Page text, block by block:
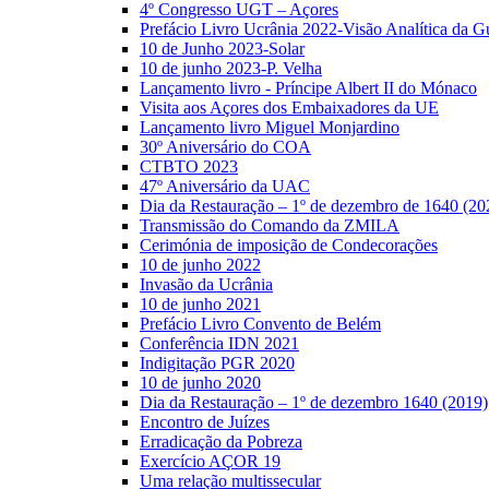
4º Congresso UGT – Açores
Prefácio Livro Ucrânia 2022-Visão Analítica da
10 de Junho 2023-Solar
10 de junho 2023-P. Velha
Lançamento livro - Príncipe Albert II do Mónaco
Visita aos Açores dos Embaixadores da UE
Lançamento livro Miguel Monjardino
30º Aniversário do COA
CTBTO 2023
47º Aniversário da UAC
Dia da Restauração – 1º de dezembro de 1640
Transmissão do Comando da ZMILA
Cerimónia de imposição de Condecorações
10 de junho 2022
Invasão da Ucrânia
10 de junho 2021
Prefácio Livro Convento de Belém
Conferência IDN 2021
Indigitação PGR 2020
10 de junho 2020
Dia da Restauração – 1º de dezembro 1640 (2019)
Encontro de Juízes
Erradicação da Pobreza
Exercício AÇOR 19
Uma relação multissecular